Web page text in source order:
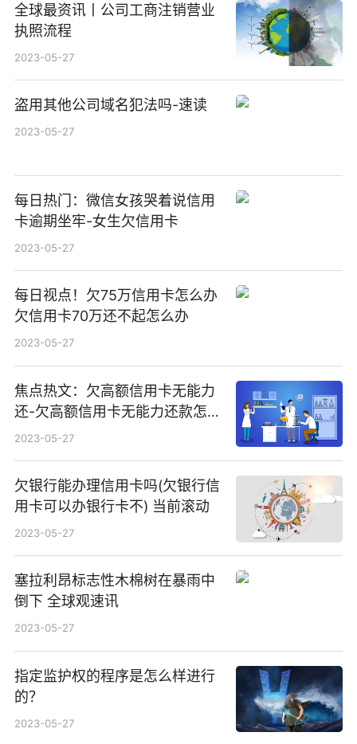
全球最资讯丨公司工商注销营业
执照流程
2023-05-27
盗用其他公司域名犯法吗-速读
2023-05-27
每日热门：微信女孩哭着说信用
卡逾期坐牢-女生欠信用卡
2023-05-27
每日视点！欠75万信用卡怎么办
欠信用卡70万还不起怎么办
2023-05-27
焦点热文：欠高额信用卡无能力
还-欠高额信用卡无能力还款怎么
办
2023-05-27
欠银行能办理信用卡吗(欠银行信
用卡可以办银行卡不) 当前滚动
2023-05-27
塞拉利昂标志性木棉树在暴雨中
倒下 全球观速讯
2023-05-27
指定监护权的程序是怎么样进行
的？
2023-05-27